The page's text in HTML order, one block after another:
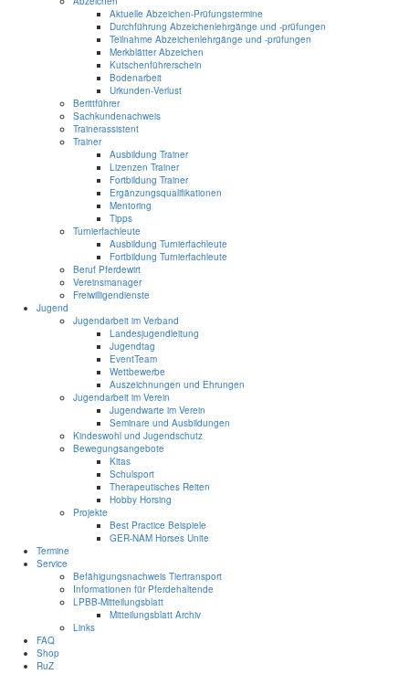
Aktuelle Abzeichen-Prüfungstermine
Durchführung Abzeichenlehrgänge und -prüfungen
Teilnahme Abzeichenlehrgänge und -prüfungen
Merkblätter Abzeichen
Kutschenführerschein
Bodenarbeit
Urkunden-Verlust
Berittführer
Sachkundenachweis
Trainerassistent
Trainer
Ausbildung Trainer
Lizenzen Trainer
Fortbildung Trainer
Ergänzungsqualifikationen
Mentoring
Tipps
Turnierfachleute
Ausbildung Turnierfachleute
Fortbildung Turnierfachleute
Beruf Pferdewirt
Vereinsmanager
Freiwilligendienste
Jugend
Jugendarbeit im Verband
Landesjugendleitung
Jugendtag
EventTeam
Wettbewerbe
Auszeichnungen und Ehrungen
Jugendarbeit im Verein
Jugendwarte im Verein
Seminare und Ausbildungen
Kindeswohl und Jugendschutz
Bewegungsangebote
Kitas
Schulsport
Therapeutisches Reiten
Hobby Horsing
Projekte
Best Practice Beispiele
GER-NAM Horses Unite
Termine
Service
Befähigungsnachweis Tiertransport
Informationen für Pferdehaltende
LPBB-Mitteilungsblatt
Mitteilungsblatt Archiv
Links
FAQ
Shop
RuZ